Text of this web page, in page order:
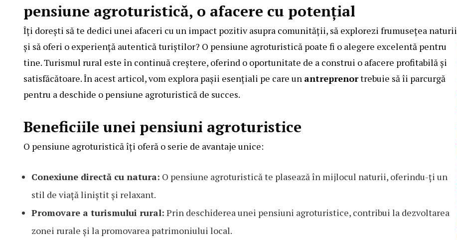
pensiune agroturistică, o afacere cu potențial
Îți dorești să te dedici unei afaceri cu un impact pozitiv asupra comunității, să explorezi frumusețea naturii
și să oferi o experiență autentică turiștilor? O pensiune agroturistică poate fi o alegere excelentă pentru
tine. Turismul rural este în continuă creștere, oferind o oportunitate de a construi o afacere profitabilă și
satisfăcătoare. În acest articol, vom explora pașii esențiali pe care un antreprenortrebuie să îi parcurgă
pentru a deschide o pensiune agroturistică de succes.
Beneficiile unei pensiuni agroturistice
O pensiune agroturistică îți oferă o serie de avantaje unice:
Conexiune directă cu natura: O pensiune agroturistică te plasează în mijlocul naturii, oferindu-ți un
stil de viață liniștit și relaxant.
Promovare a turismului rural: Prin deschiderea unei pensiuni agroturistice, contribui la dezvoltarea
zonei rurale și la promovarea patrimoniului local.